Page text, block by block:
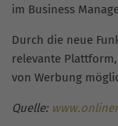
im Business
Durch die neue
relevante
von Werbung
Quelle: